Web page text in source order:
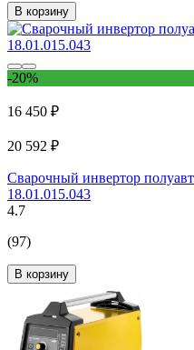
В корзину
-20%
16 450 ₽
20 592 ₽
Сварочный инвертор
18.01.015.043
4.7
(97)
В корзину